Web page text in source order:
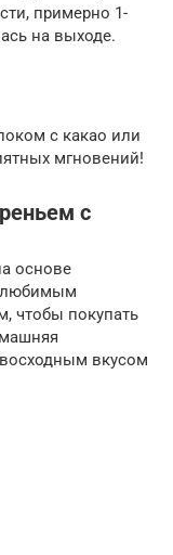
примерно 1-
на выходе.
с какао или
мгновений!
с
основе
любимым
чтобы покупать
вкусом